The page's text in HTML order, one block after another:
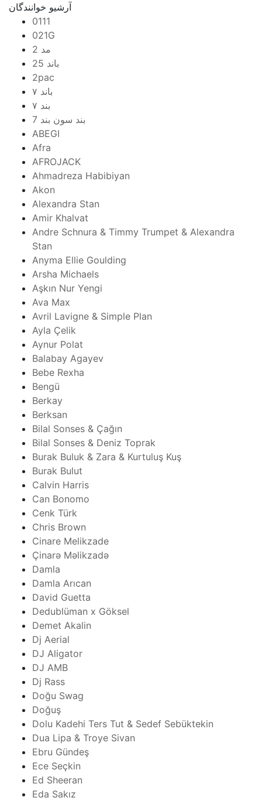
آرشیو خوانندگان
0111
021G
2 مد
25 باند
2pac
۷ باند
۷ بند
7 بند سون بند
ABEGI
Afra
AFROJACK
Ahmadreza Habibiyan
Akon
Alexandra Stan
Amir Khalvat
Andre Schnura & Timmy Trumpet & Alexandra
Stan
Anyma Ellie Goulding
Arsha Michaels
Aşkın Nur Yengi
Ava Max
Avril Lavigne & Simple Plan
Ayla Çelik
Aynur Polat
Balabay Agayev
Bebe Rexha
Bengü
Berkay
Berksan
Bilal Sonses & Çağın
Bilal Sonses & Deniz Toprak
Burak Buluk & Zara & Kurtuluş Kuş
Burak Bulut
Calvin Harris
Can Bonomo
Cenk Türk
Chris Brown
Cinare Melikzade
Çinarə Məlikzadə
Damla
Damla Arıcan
David Guetta
Dedublüman x Göksel
Demet Akalin
Dj Aerial
DJ Aligator
DJ AMB
Dj Rass
Doğu Swag
Doğuş
Dolu Kadehi Ters Tut & Sedef Sebüktekin
Dua Lipa & Troye Sivan
Ebru Gündeş
Ece Seçkin
Ed Sheeran
Eda Sakız